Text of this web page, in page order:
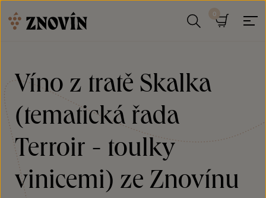
Víno z tratě Skalka
(tematická řada
Terroir - toulky
vinicemi) ze Znovínu